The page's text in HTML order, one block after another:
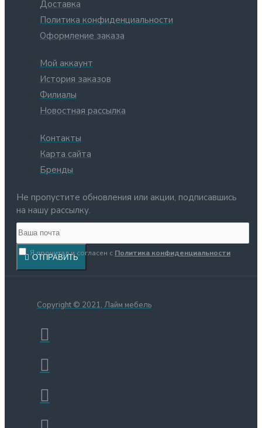
Доставка
Политика конфиденциальности
Оформление заказа
Мой аккаунт
История заказов
Филиалы
Новостная рассылка
Контакты
Карта сайта
Бренды
Не пропустите обновления или акции, подписавшись
на нашу рассылку.
ОТПРАВИТЬ
Я прочитал и согласен с Политика конфиденциальности
Copyright © 2021, Лайм мебель